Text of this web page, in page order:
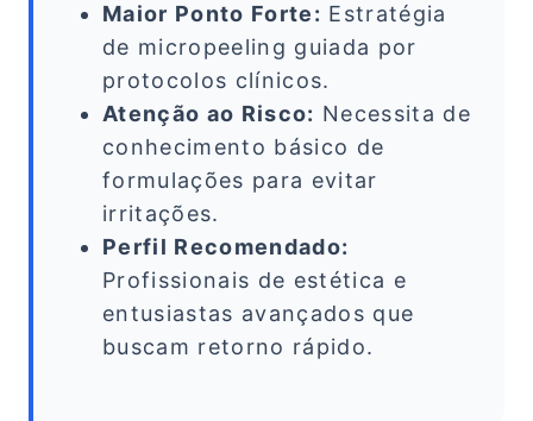
Maior Ponto Forte: Estratégia
de micropeeling guiada por
protocolos clínicos.
Atenção ao Risco: Necessita de
conhecimento básico de
formulações para evitar
irritações.
Perfil Recomendado:
Profissionais de estética e
entusiastas avançados que
buscam retorno rápido.